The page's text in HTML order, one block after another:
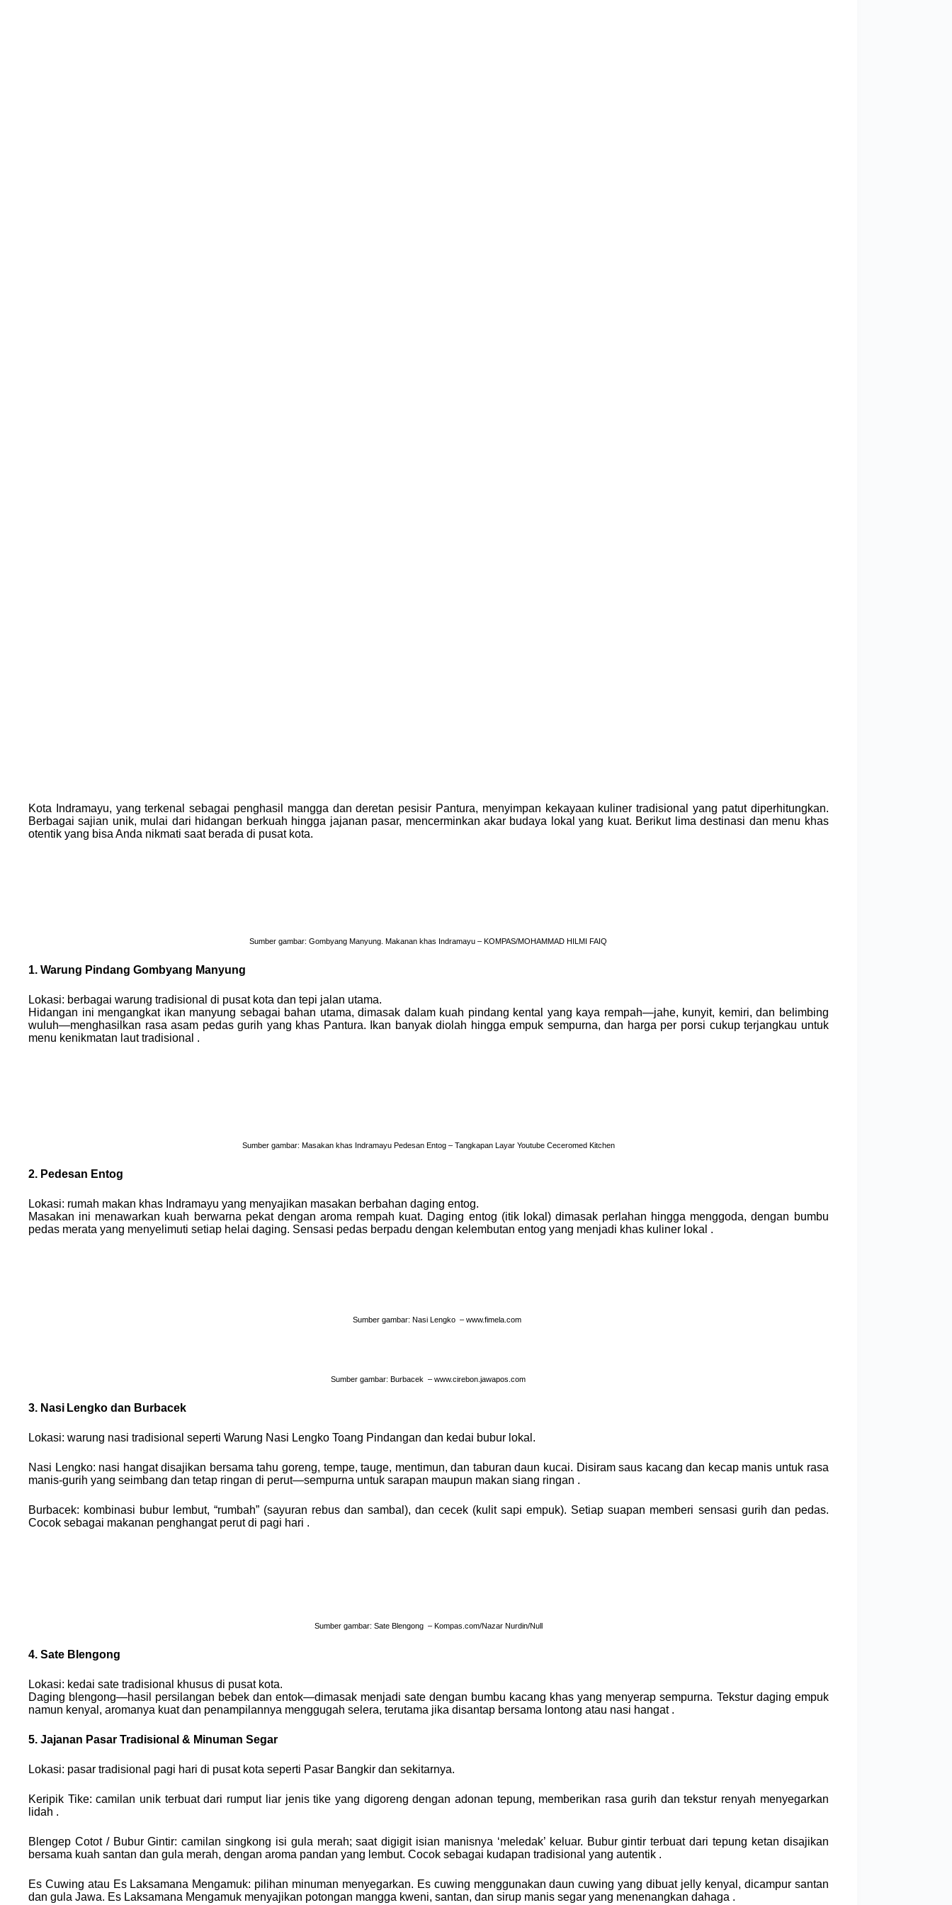
Kota Indramayu, yang terkenal sebagai penghasil mangga dan deretan pesisir Pantura, menyimpan kekayaan kuliner tradisional yang patut diperhitungkan.
Berbagai sajian unik, mulai dari hidangan berkuah hingga jajanan pasar, mencerminkan akar budaya lokal yang kuat. Berikut lima destinasi dan menu khas
otentik yang bisa Anda nikmati saat berada di pusat kota.
Sumber gambar: Gombyang Manyung. Makanan khas Indramayu – KOMPAS/MOHAMMAD HILMI FAIQ
1. Warung Pindang Gombyang Manyung
Lokasi: berbagai warung tradisional di pusat kota dan tepi jalan utama.
Hidangan ini mengangkat ikan manyung sebagai bahan utama, dimasak dalam kuah pindang kental yang kaya rempah—jahe, kunyit, kemiri, dan belimbing
wuluh—menghasilkan rasa asam pedas gurih yang khas Pantura. Ikan banyak diolah hingga empuk sempurna, dan harga per porsi cukup terjangkau untuk
menu kenikmatan laut tradisional .
Sumber gambar: Masakan khas Indramayu Pedesan Entog – Tangkapan Layar Youtube Ceceromed Kitchen
2. Pedesan Entog
Lokasi: rumah makan khas Indramayu yang menyajikan masakan berbahan daging entog.
Masakan ini menawarkan kuah berwarna pekat dengan aroma rempah kuat. Daging entog (itik lokal) dimasak perlahan hingga menggoda, dengan bumbu
pedas merata yang menyelimuti setiap helai daging. Sensasi pedas berpadu dengan kelembutan entog yang menjadi khas kuliner lokal .
Sumber gambar: Nasi Lengko – www.fimela.com
Sumber gambar: Burbacek – www.cirebon.jawapos.com
3. Nasi Lengko dan Burbacek
Lokasi: warung nasi tradisional seperti Warung Nasi Lengko Toang Pindangan dan kedai bubur lokal.
Nasi Lengko: nasi hangat disajikan bersama tahu goreng, tempe, tauge, mentimun, dan taburan daun kucai. Disiram saus kacang dan kecap manis untuk rasa
manis‑gurih yang seimbang dan tetap ringan di perut—sempurna untuk sarapan maupun makan siang ringan .
Burbacek: kombinasi bubur lembut, “rumbah” (sayuran rebus dan sambal), dan cecek (kulit sapi empuk). Setiap suapan memberi sensasi gurih dan pedas.
Cocok sebagai makanan penghangat perut di pagi hari .
Sumber gambar: Sate Blengong – Kompas.com/Nazar Nurdin/Null
4. Sate Blengong
Lokasi: kedai sate tradisional khusus di pusat kota.
Daging blengong—hasil persilangan bebek dan entok—dimasak menjadi sate dengan bumbu kacang khas yang menyerap sempurna. Tekstur daging empuk
namun kenyal, aromanya kuat dan penampilannya menggugah selera, terutama jika disantap bersama lontong atau nasi hangat .
5. Jajanan Pasar Tradisional & Minuman Segar
Lokasi: pasar tradisional pagi hari di pusat kota seperti Pasar Bangkir dan sekitarnya.
Keripik Tike: camilan unik terbuat dari rumput liar jenis tike yang digoreng dengan adonan tepung, memberikan rasa gurih dan tekstur renyah menyegarkan
lidah .
Blengep Cotot / Bubur Gintir: camilan singkong isi gula merah; saat digigit isian manisnya ‘meledak’ keluar. Bubur gintir terbuat dari tepung ketan disajikan
bersama kuah santan dan gula merah, dengan aroma pandan yang lembut. Cocok sebagai kudapan tradisional yang autentik .
Es Cuwing atau Es Laksamana Mengamuk: pilihan minuman menyegarkan. Es cuwing menggunakan daun cuwing yang dibuat jelly kenyal, dicampur santan
dan gula Jawa. Es Laksamana Mengamuk menyajikan potongan mangga kweni, santan, dan sirup manis segar yang menenangkan dahaga .